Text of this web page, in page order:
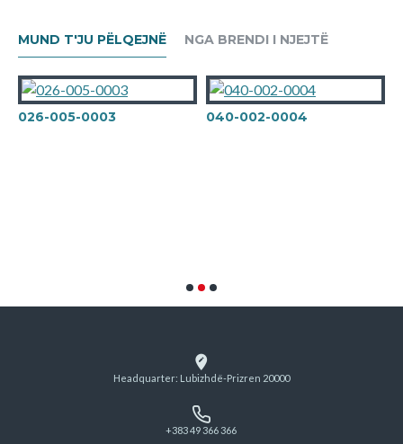
MUND T'JU PËLQEJNË NGA BRENDI I NJEJTË
026-005-0003 040-002-0004
Headquarter: Lubizhdë-Prizren 20000
+383 49 366 366